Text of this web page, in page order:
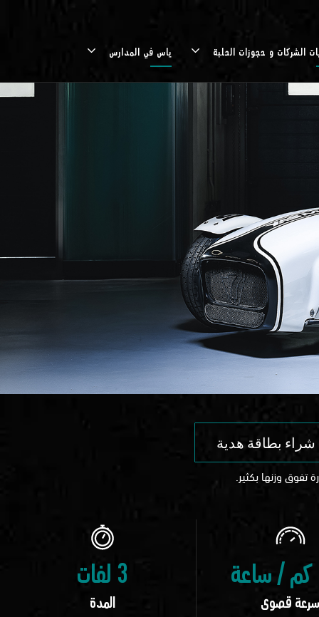
الشركات و حجوزات الحلبة ياس في المدارس
شراء بطاقة هدية
وزنها بكثير.
سرعة قصوى
3 لفات
المدة